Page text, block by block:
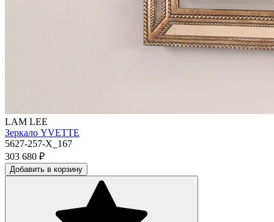
LAM LEE
Зеркало YVETTE
5627-257-X_167
303 680 ₽
Добавить в корзину